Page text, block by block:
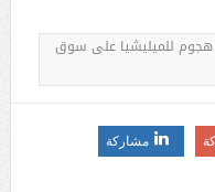
هجوم للميليشيا على سوق
مشاركة